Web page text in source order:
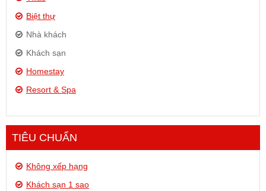
Biệt thự
Nhà khách
Khách sạn
Homestay
Resort & Spa
TIÊU CHUẨN
Không xếp hạng
Khách sạn 1 sao